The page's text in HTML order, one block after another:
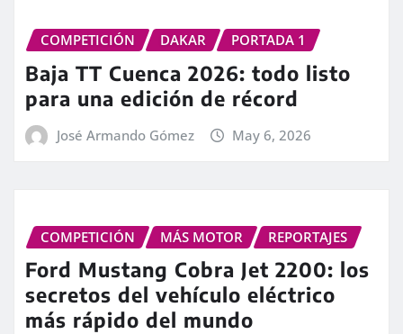
COMPETICIÓN DAKAR PORTADA 1
Baja TT Cuenca 2026: todo listo
para una edición de récord
José Armando Gómez May 6, 2026
COMPETICIÓN MÁS MOTOR REPORTAJES
Ford Mustang Cobra Jet 2200: los
secretos del vehículo eléctrico
más rápido del mundo